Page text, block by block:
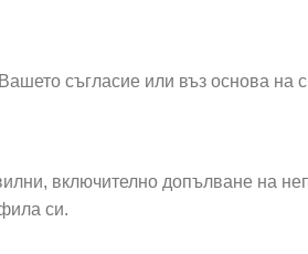
съгласие или въз основа
включително допълване на
си.